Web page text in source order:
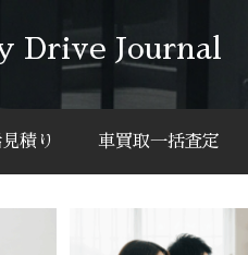
Drive Journal
積り 車買取一括査定